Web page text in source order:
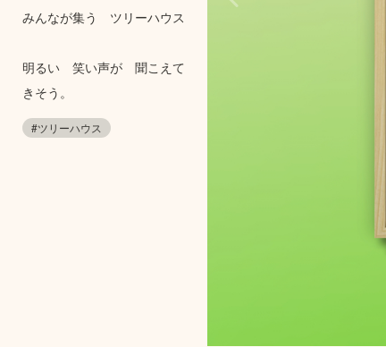
みんなが集う ツリーハウス
明るい 笑い声が 聞こえて
きそう。
#ツリーハウス